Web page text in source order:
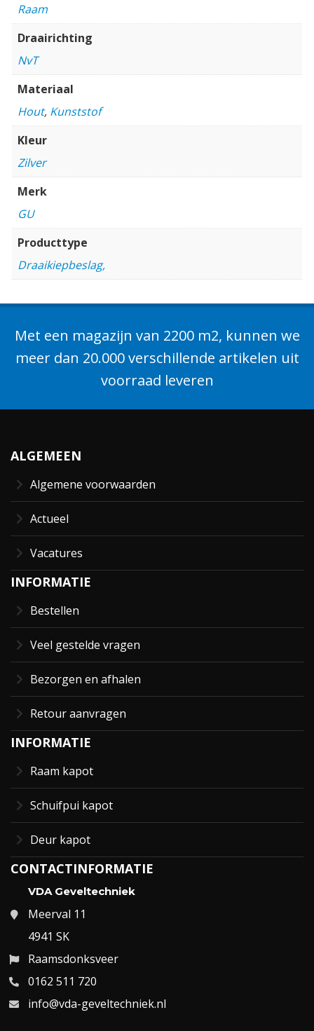
Raam
Draairichting
NvT
Materiaal
Hout, Kunststof
Kleur
Zilver
Merk
GU
Producttype
Draaikiepbeslag,
Met een magazijn van 2200 m2, kunnen we
meer dan 20.000 verschillende artikelen uit
voorraad leveren
ALGEMEEN
Algemene voorwaarden
Actueel
Vacatures
INFORMATIE
Bestellen
Veel gestelde vragen
Bezorgen en afhalen
Retour aanvragen
INFORMATIE
Raam kapot
Schuifpui kapot
Deur kapot
CONTACTINFORMATIE
VDA Geveltechniek
Meerval 11
4941 SK
Raamsdonksveer
0162 511 720
info@vda-geveltechniek.nl